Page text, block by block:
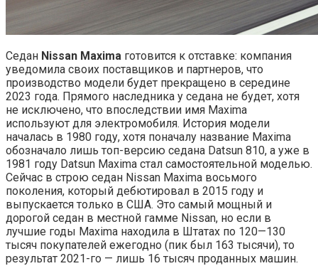
Седан Nissan Maxima готовится к отставке: компания
уведомила своих поставщиков и партнеров, что
производство модели будет прекращено в середине
2023 года. Прямого наследника у седана не будет, хотя
не исключено, что впоследствии имя Maxima
используют для электромобиля. История модели
началась в 1980 году, хотя поначалу название Maxima
обозначало лишь топ-версию седана Datsun 810, а уже в
1981 году Datsun Maxima стал самостоятельной моделью.
Сейчас в строю седан Nissan Maxima восьмого
поколения, который дебютировал в 2015 году и
выпускается только в США. Это самый мощный и
дорогой седан в местной гамме Nissan, но если в
лучшие годы Maxima находила в Штатах по 120—130
тысяч покупателей ежегодно (пик был 163 тысячи), то
результат 2021-го — лишь 16 тысяч проданных машин.